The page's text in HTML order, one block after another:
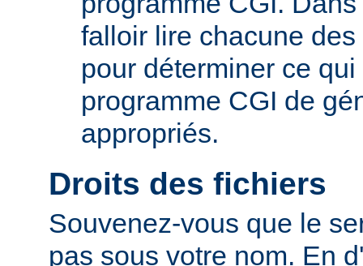
falloir lire chacune
pour déterminer ce
programme CGI de
appropriés.
Droits des fichiers
Souvenez-vous que le
pas sous votre nom. En